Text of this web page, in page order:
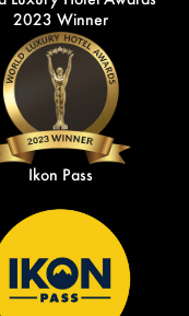
2023 Winner
Ikon Pass